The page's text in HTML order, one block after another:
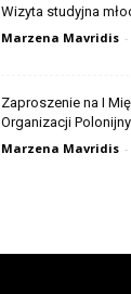
Wizyta studyjna
Marzena Mavridis -
Zaproszenie na I
Organizacji
Marzena Mavridis -